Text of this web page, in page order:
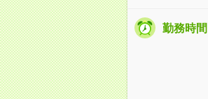
勤務時間